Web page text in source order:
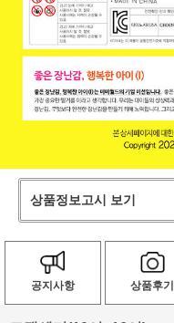
상품정보고시 보기
공지사항 상품후기